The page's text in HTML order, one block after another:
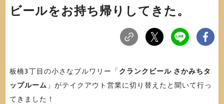
ビールをお持ち帰りしてきた。
板橋3丁目の小さなブルワリー「 クランクビール さかみちタ
ップルーム 」がテイクアウト営業に切り替えたと聞いて行っ
てきました！